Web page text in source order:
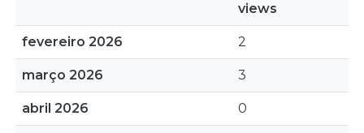
views
fevereiro 2026 2
março 2026 3
abril 2026 0